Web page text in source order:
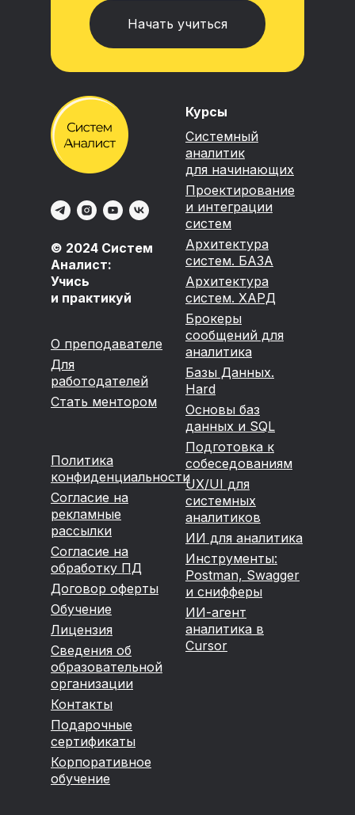
Начать учиться
© 2024 Систем
Аналист:
Учись
и практикуй
О преподавателе
Для
работодателей
Стать ментором
Политика
конфиденциальности
Согласие на
рекламные
рассылки
Согласие на
обработку ПД
Договор оферты
Обучение
Лицензия
Сведения об
образовательной
организации
Контакты
Подарочные
сертификаты
Корпоративное
обучение
Курсы
Системный
аналитик
для начинающих
Проектирование
и интеграции
систем
Архитектура
систем. БАЗА
Архитектура
систем. ХАРД
Брокеры
сообщений для
аналитика
Базы Данных.
Hard
Основы баз
данных и SQL
Подготовка к
собеседованиям
UX/UI для
системных
аналитиков
ИИ для аналитика
Инструменты:
Postman, Swagger
и снифферы
ИИ-агент
аналитика в
Cursor